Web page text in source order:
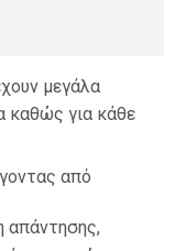
μεγάλα
καθώς για κάθε
από
απάντησης,